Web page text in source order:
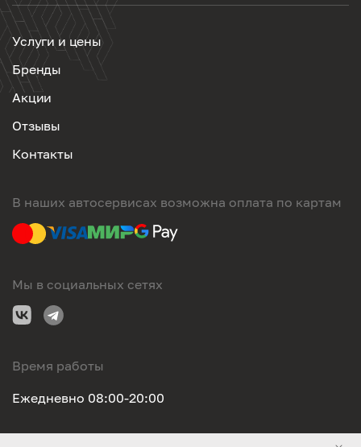
Услуги и цены
Бренды
Акции
Отзывы
Контакты
В наших автосервисах возможна оплата по картам
Мы в социальных сетях
Время работы
Ежедневно 08:00-20:00